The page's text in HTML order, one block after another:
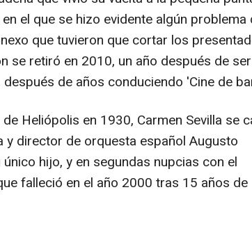
el que se hizo evidente algún problema
que tuvieron que cortar los
se retiró en 2010, un año después de ser
de años conduciendo 'Cine de
Heliópolis en 1930, Carmen Sevilla se
director de orquesta español Augusto
hijo, y en segundas nupcias con el
falleció en el año 2000 tras 15 años de